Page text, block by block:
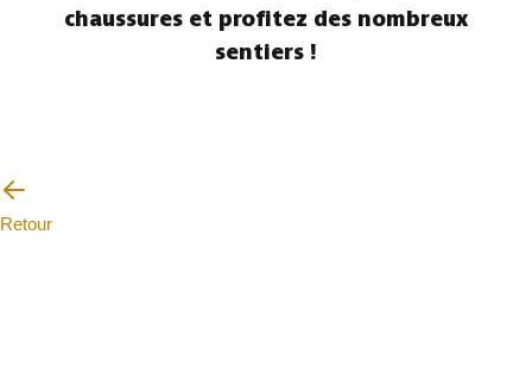
chaussures et profitez des nombreux
sentiers !
Retour